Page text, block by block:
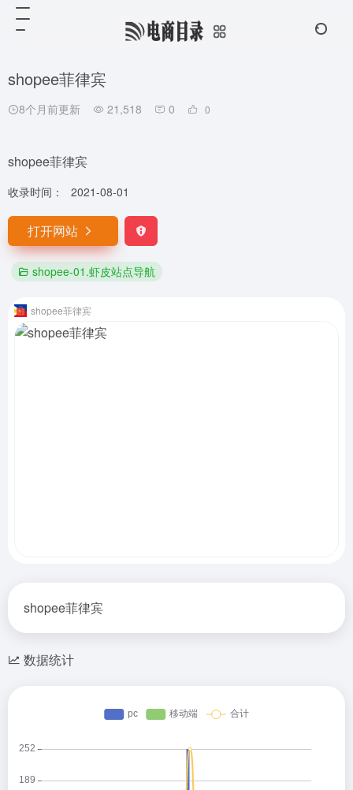
shopee菲律宾
8个月前更新 21,518 0 0
shopee菲律宾
收录时间： 2021-08-01
打开网站
shopee-01.虾皮站点导航
shopee菲律宾
shopee菲律宾
数据统计